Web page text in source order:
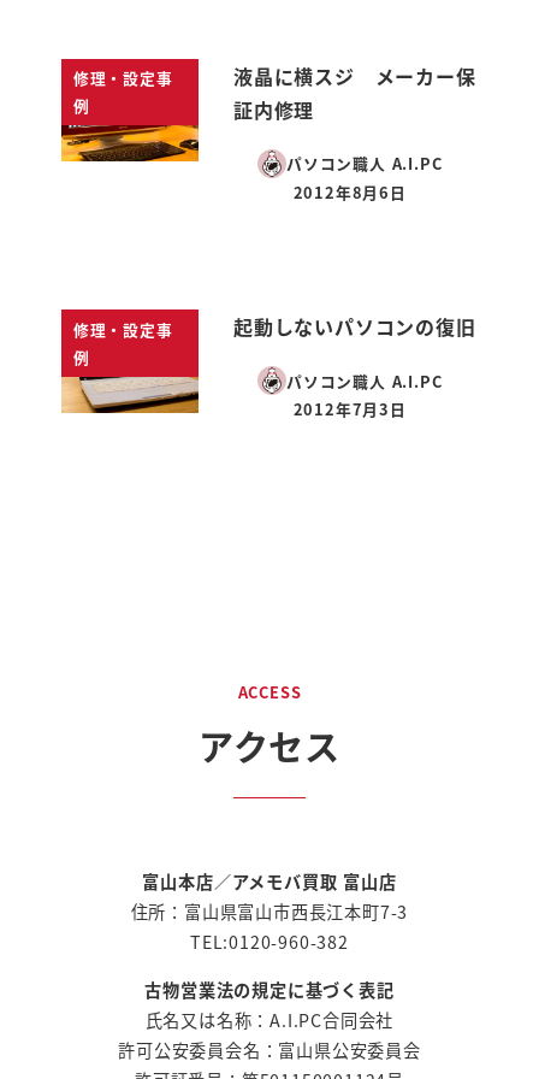
修理・設定事
例
液晶に横スジ メーカー保
証内修理
パソコン職人 A.I.PC
投稿日
2012年8月6日
修理・設定事
例
起動しないパソコンの復旧
パソコン職人 A.I.PC
投稿日
2012年7月3日
ACCESS
アクセス
富山本店／アメモバ買取 富山店
住所：富山県富山市西長江本町7-3
TEL:0120-960-382
古物営業法の規定に基づく表記
氏名又は名称：A.I.PC合同会社
許可公安委員会名：富山県公安委員会